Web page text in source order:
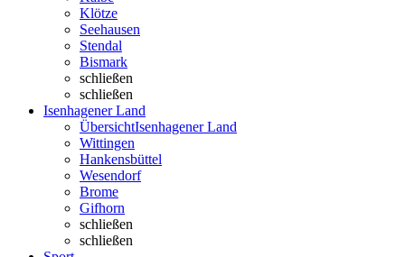
Klötze
Seehausen
Stendal
Bismark
schließen
schließen
Isenhagener Land
ÜbersichtIsenhagener Land
Wittingen
Hankensbüttel
Wesendorf
Brome
Gifhorn
schließen
schließen